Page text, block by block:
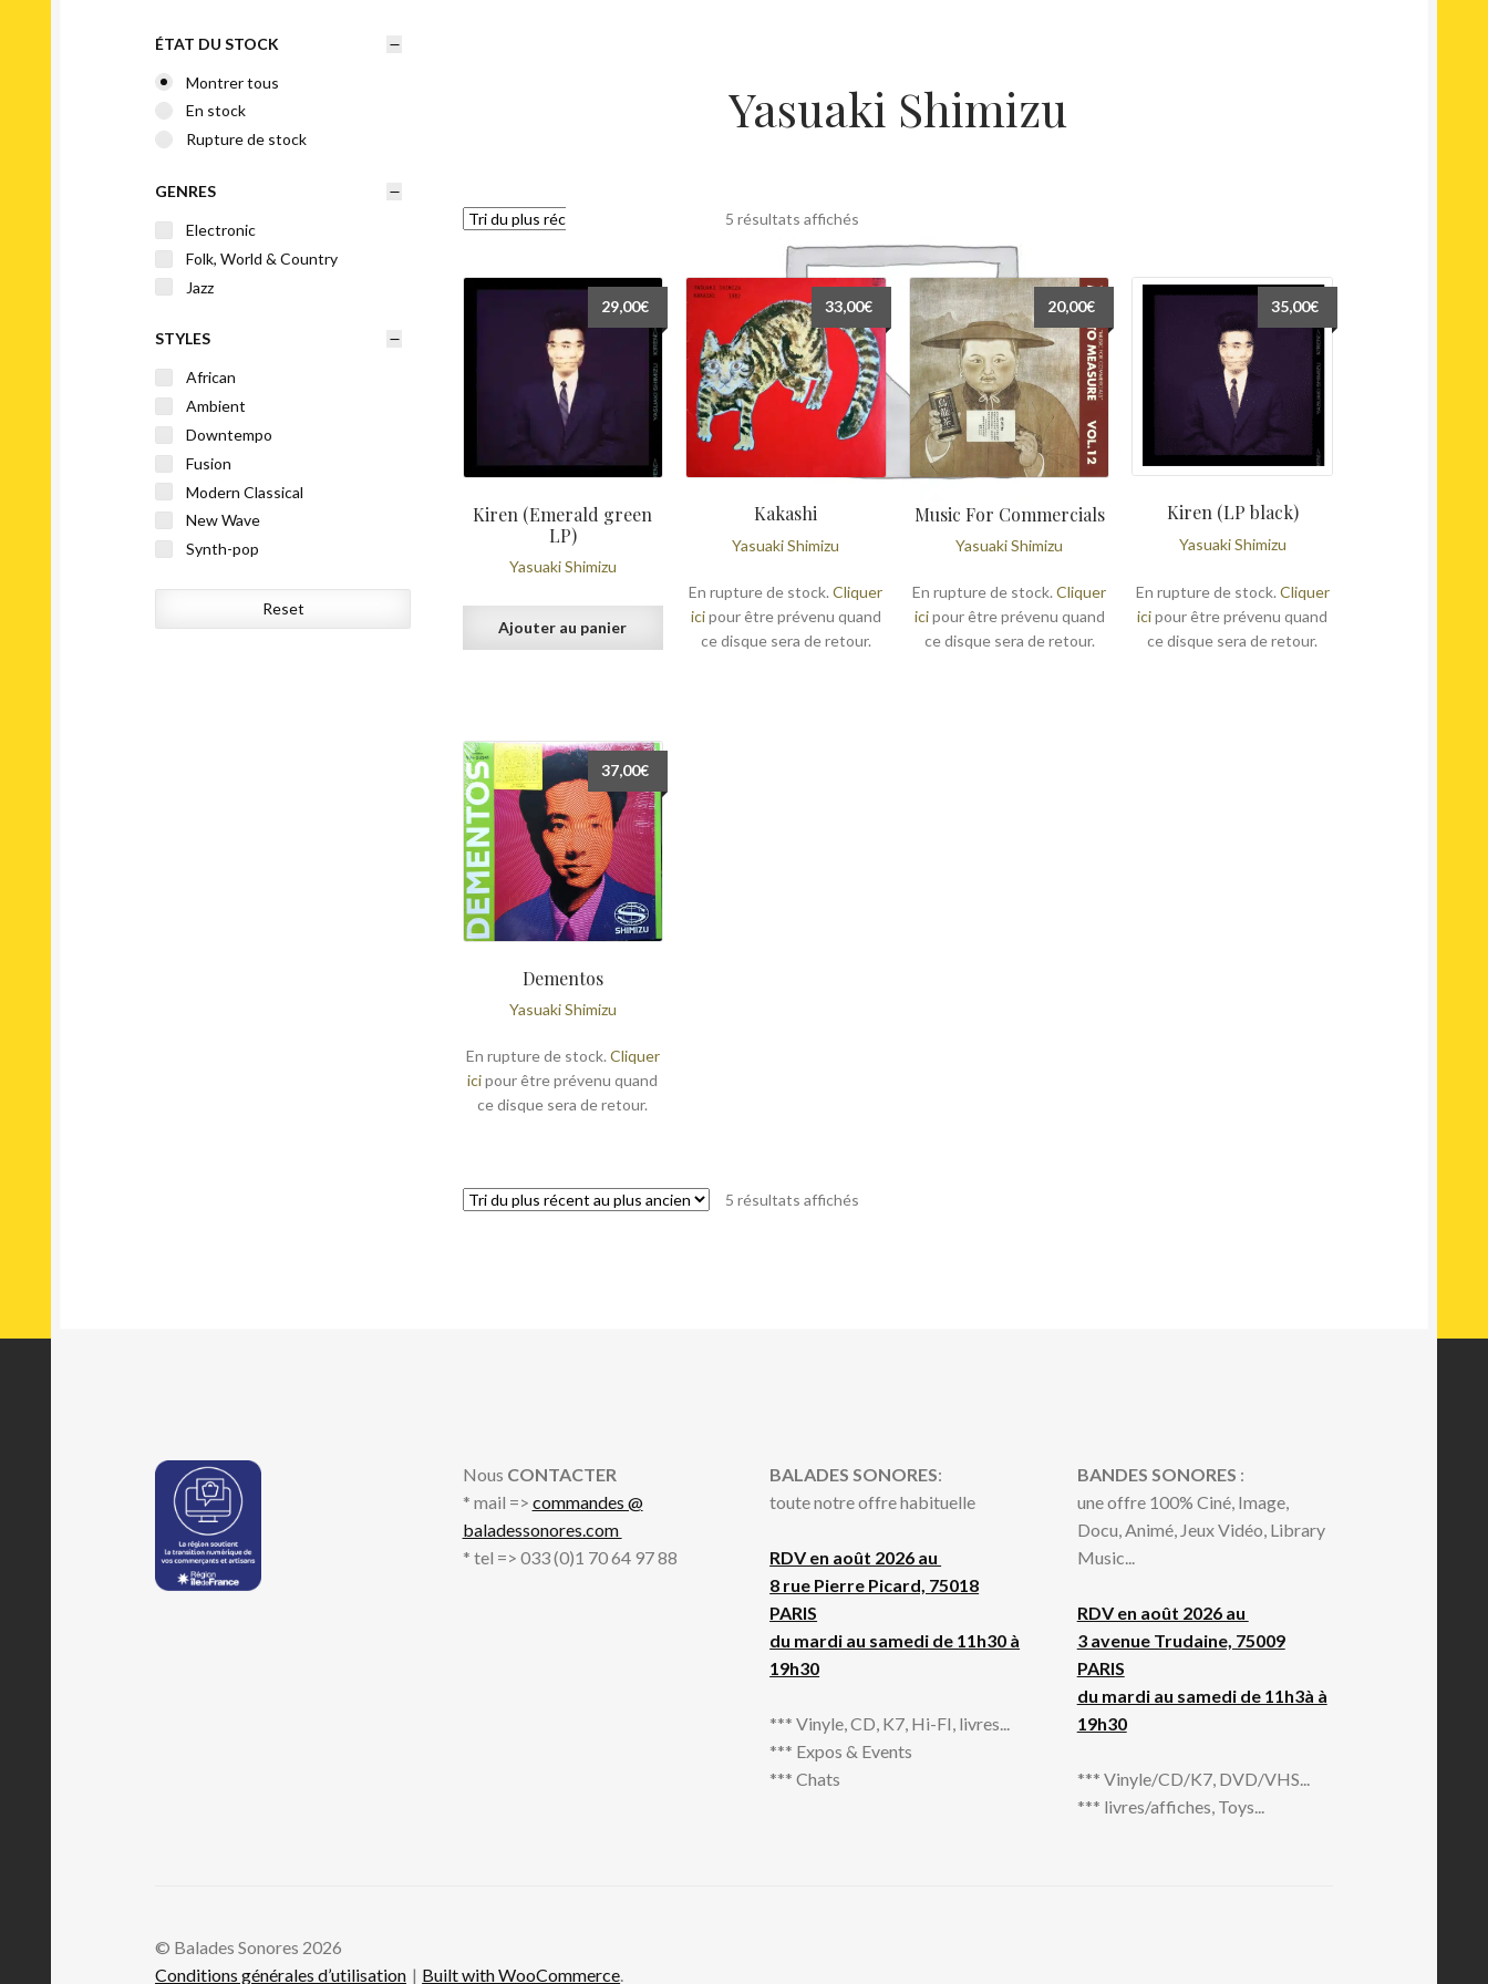
Yasuaki Shimizu
5 résultats affichésTrié
du
plus
récent
au
plus
ancien
Kiren (Emerald green
LP)
Yasuaki Shimizu
29,00€
Ajouter au panier
Kakashi
Yasuaki Shimizu
33,00€
En rupture de stock.Cliquer
icipour être prévenu quand
ce disque sera de retour.
Music For Commercials
Yasuaki Shimizu
20,00€
En rupture de stock.Cliquer
icipour être prévenu quand
ce disque sera de retour.
Kiren (LP black)
Yasuaki Shimizu
35,00€
En rupture de stock. Cliquer
icipour être prévenu quand
ce disque sera de retour.
Dementos
Yasuaki Shimizu
37,00€
En rupture de stock. Cliquer
icipour être prévenu quand
ce disque sera de retour.
5 résultats affichésTrié
ÉTAT DU STOCK
Montrer tous
En stock
Rupture de stock
GENRES
Electronic
Folk, World & Country
Jazz
STYLES
African
Ambient
Downtempo
Fusion
Modern Classical
New Wave
Synth-pop
Reset
Nous CONTACTER
* mail => commandes @
baladessonores.com
* tel => 033 (0)1 70 64 97 88
BALADES SONORES:
toute notre offre habituelle
RDV en août 2026 au
8 rue Pierre Picard, 75018
PARIS
du mardi au samedi de 11h30 à
19h30
*** Vinyle, CD, K7, Hi-FI, livres...
*** Expos & Events
*** Chats
BANDES SONORES :
une offre 100% Ciné, Image,
Docu, Animé, Jeux Vidéo, Library
Music...
RDV en août 2026 au
3 avenue Trudaine, 75009
PARIS
du mardi au samedi de 11h3à à
19h30
*** Vinyle/CD/K7, DVD/VHS...
*** livres/affiches, Toys...
© Balades Sonores 2026
Conditions générales d’utilisation
Built with WooCommerce.